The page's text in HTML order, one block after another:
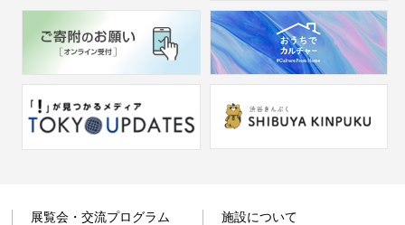
展覧会・交流プログラム
施設について